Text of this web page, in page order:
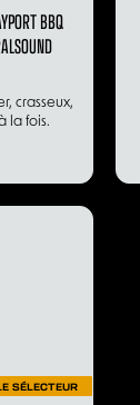
BBQ
crasseux,
la fois.
SÉLECTEUR